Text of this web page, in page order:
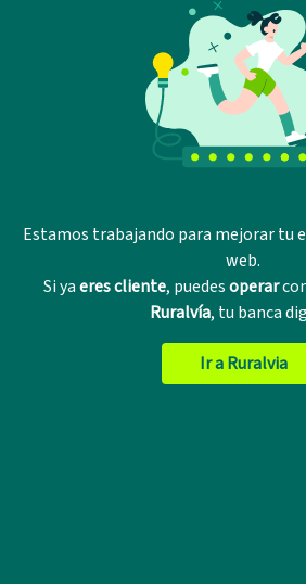
Estamos trabajando para mejorar tu
web.
Si yaeres cliente, puedesoperar
Ruralvía, tu banca
Ir a Ruralvia